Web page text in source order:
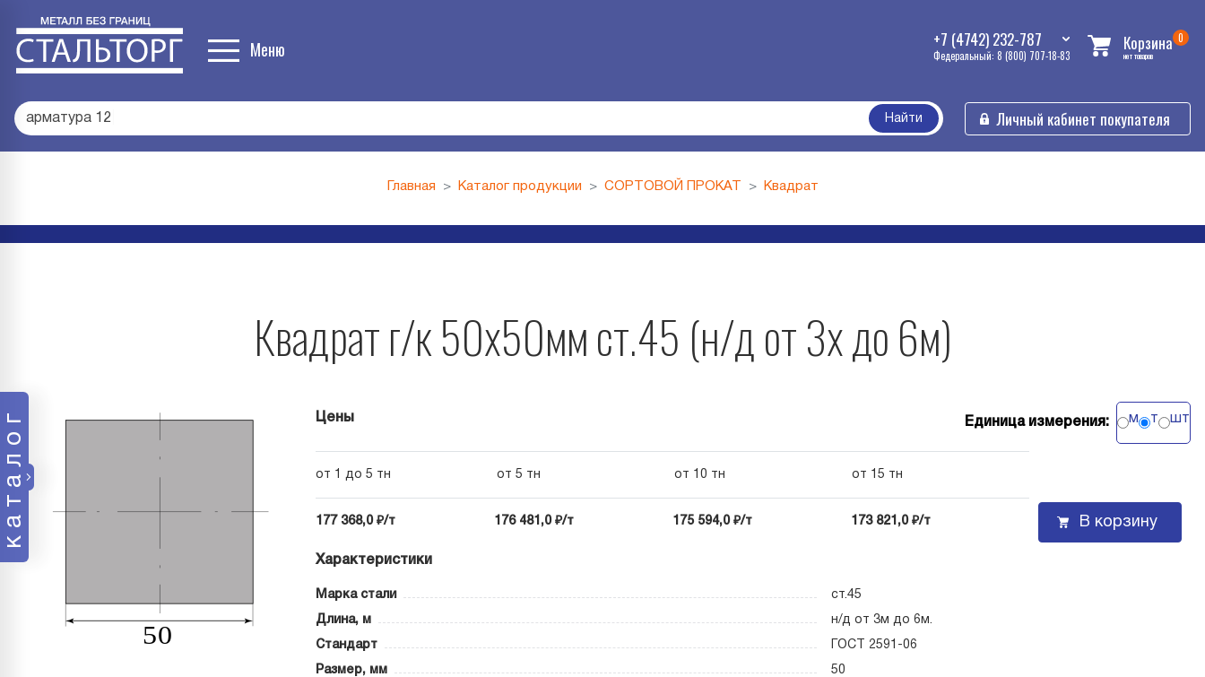
Меню +7 (4742) 232-787
Федеральный: 8 (800) 707-18-83
Корзина 0
нет товаров
арматур| Найти Личный кабинет покупателя
каталог
Главная Каталог продукции СОРТОВОЙ ПРОКАТ Квадрат
Квадрат г/к 50х50мм ст.45 (н/д от 3х до 6м)
Цены Единица измерения: м т шт
от 1 до 5 тн от 5 тн от 10 тн от 15 тн
177 368,0 ₽/т 176 481,0 ₽/т 175 594,0 ₽/т 173 821,0 ₽/т В корзину
Характеристики
Марка стали ст.45
Длина, м н/д от 3м до 6м.
Стандарт ГОСТ 2591-06
Размер, мм 50